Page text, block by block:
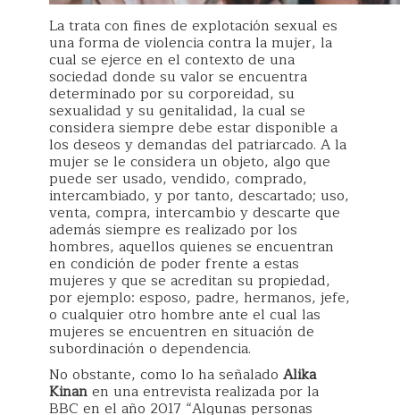
La trata con fines de explotación sexual es
una forma de violencia contra la mujer, la
cual se ejerce en el contexto de una
sociedad donde su valor se encuentra
determinado por su corporeidad, su
sexualidad y su genitalidad, la cual se
considera siempre debe estar disponible a
los deseos y demandas del patriarcado. A la
mujer se le considera un objeto, algo que
puede ser usado, vendido, comprado,
intercambiado, y por tanto, descartado; uso,
venta, compra, intercambio y descarte que
además siempre es realizado por los
hombres, aquellos quienes se encuentran
en condición de poder frente a estas
mujeres y que se acreditan su propiedad,
por ejemplo: esposo, padre, hermanos, jefe,
o cualquier otro hombre ante el cual las
mujeres se encuentren en situación de
subordinación o dependencia.
No obstante, como lo ha señalado Alika
Kinanen una entrevista realizada por la
BBC en el año 2017 “Algunas personas